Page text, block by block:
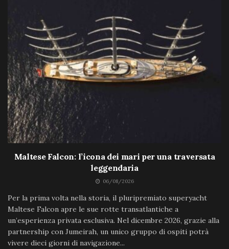
Maltese Falcon: l’icona dei mari per una traversata
leggendaria
06/08/2026
Per la prima volta nella storia, il pluripremiato superyacht
Maltese Falcon apre le sue rotte transatlantiche a
un’esperienza privata esclusiva. Nel dicembre 2026, grazie alla
partnership con Jumeirah, un unico gruppo di ospiti potrà
vivere dieci giorni di navigazione...